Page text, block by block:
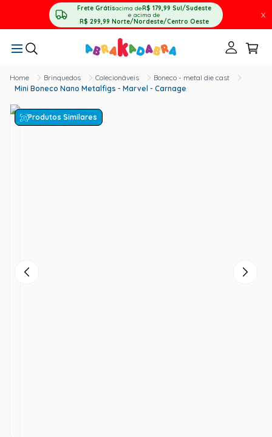
Frete Grátisacima deR$ 179,99 Sul/Sudeste
e acima de
R$ 299,99 Norte/Nordeste/Centro Oeste
X
Brinquedos Colecionáveis
Boneco - metal die cast
Mini Boneco Nano Metalfigs - Marvel - Carnage
Produtos Similares